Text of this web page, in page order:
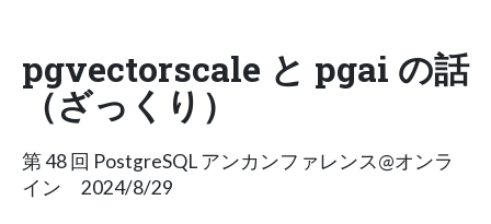
pgvectorscale と pgai の話
（ざっくり）
第 48 回 PostgreSQL アンカンファレンス@オンラ
イン 2024/8/29